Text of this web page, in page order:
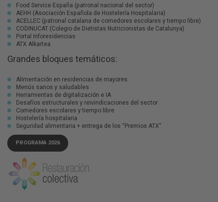
Food Service España (patronal nacional del sector)
AEHH (Asociación Española de Hostelería Hospitalaria)
ACELLEC (patronal catalana de comedores escolares y tiempo libre)
CODINUCAT (Colegio de Dietistas Nutricionistas de Catalunya)
Portal Inforesidencias
ATX Alkartea
Grandes bloques temáticos:
Alimentación en residencias de mayores
Menús sanos y saludables
Herramientas de digitalización e IA
Desafíos estructurales y reivindicaciones del sector
Comedores escolares y tiempo libre
Hostelería hospitalaria
Seguridad alimentaria + entrega de los “Premios ATX”
PROGRAMA 2026